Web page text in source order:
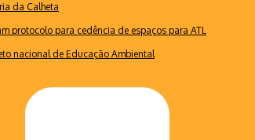
da Calheta
protocolo para cedência de espaços para ATL
nacional de Educação Ambiental